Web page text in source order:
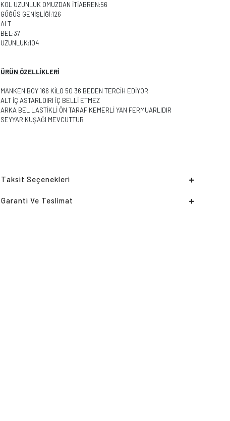
KOL UZUNLUK OMUZDAN İTİABREN:56
GÖĞÜS GENİŞLİĞİ:126
ALT
BEL:37
UZUNLUK:104
ÜRÜN ÖZELLİKLERİ
MANKEN BOY 166 KİLO 50 36 BEDEN TERCİH EDİYOR
ALT İÇ ASTARLDIRI İÇ BELLİ ETMEZ
ARKA BEL LASTİKLİ ÖN TARAF KEMERLİ YAN FERMUARLIDIR
SEYYAR KUŞAĞI MEVCUTTUR
Taksit Seçenekleri
Garanti Ve Teslimat